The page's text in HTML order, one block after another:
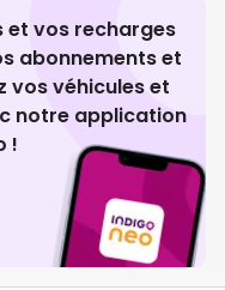
et vos recharges
abonnements et
vos véhicules et
notre application
!